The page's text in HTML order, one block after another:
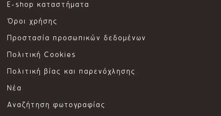
E-shop καταστήματα
Όροι χρήσης
Προστασία προσωπικών δεδομένων
Πολιτική Cookies
Πολιτική βίας και παρενόχλησης
Νέα
Αναζήτηση φωτογραφίας